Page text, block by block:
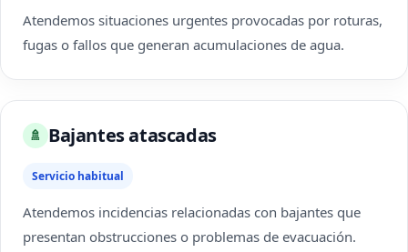
Atendemos situaciones urgentes provocadas por roturas,
fugas o fallos que generan acumulaciones de agua.
🚿 Bajantes atascadas
Servicio habitual
Atendemos incidencias relacionadas con bajantes que
presentan obstrucciones o problemas de evacuación.